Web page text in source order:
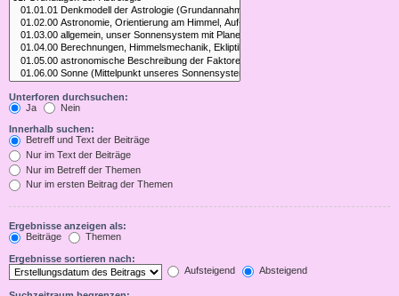
Unterforen durchsuchen:
Ja
Nein
Innerhalb suchen:
Betreff und Text der Beiträge
Nur im Text der Beiträge
Nur im Betreff der Themen
Nur im ersten Beitrag der Themen
Ergebnisse anzeigen als:
Beiträge
Themen
Ergebnisse sortieren nach:
Aufsteigend
Absteigend